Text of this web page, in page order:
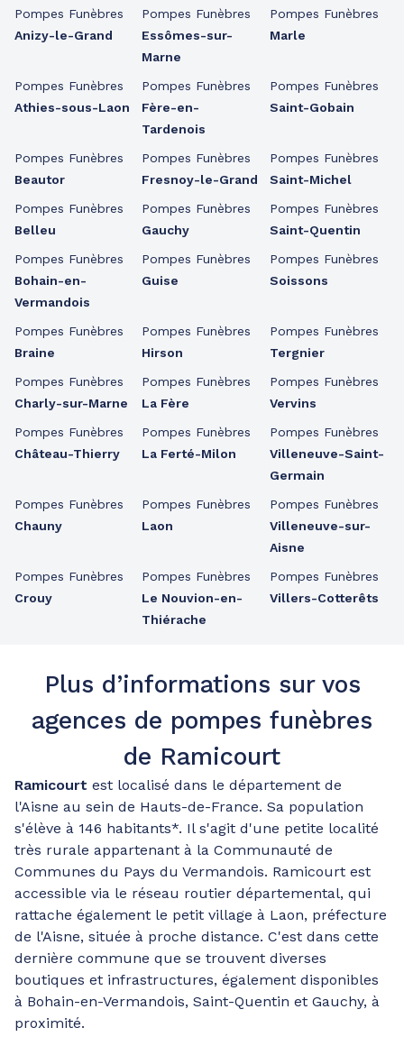
Pompes Funèbres
Anizy-le-Grand
Pompes Funèbres
Athies-sous-Laon
Pompes Funèbres
Beautor
Pompes Funèbres
Belleu
Pompes Funèbres
Bohain-en-
Vermandois
Pompes Funèbres
Braine
Pompes Funèbres
Charly-sur-Marne
Pompes Funèbres
Château-Thierry
Pompes Funèbres
Chauny
Pompes Funèbres
Crouy
Pompes Funèbres
Essômes-sur-
Marne
Pompes Funèbres
Fère-en-
Tardenois
Pompes Funèbres
Fresnoy-le-Grand
Pompes Funèbres
Gauchy
Pompes Funèbres
Guise
Pompes Funèbres
Hirson
Pompes Funèbres
La Fère
Pompes Funèbres
La Ferté-Milon
Pompes Funèbres
Laon
Pompes Funèbres
Le Nouvion-en-
Thiérache
Pompes Funèbres
Marle
Pompes Funèbres
Saint-Gobain
Pompes Funèbres
Saint-Michel
Pompes Funèbres
Saint-Quentin
Pompes Funèbres
Soissons
Pompes Funèbres
Tergnier
Pompes Funèbres
Vervins
Pompes Funèbres
Villeneuve-Saint-
Germain
Pompes Funèbres
Villeneuve-sur-
Aisne
Pompes Funèbres
Villers-Cotterêts
Plus d’informations sur vos
agences de pompes funèbres
de Ramicourt
Ramicourt est localisé dans le département de
l'Aisne au sein de Hauts-de-France. Sa population
s'élève à 146 habitants*. Il s'agit d'une petite localité
très rurale appartenant à la Communauté de
Communes du Pays du Vermandois. Ramicourt est
accessible via le réseau routier départemental, qui
rattache également le petit village à Laon, préfecture
de l'Aisne, située à proche distance. C'est dans cette
dernière commune que se trouvent diverses
boutiques et infrastructures, également disponibles
à Bohain-en-Vermandois, Saint-Quentin et Gauchy, à
proximité.